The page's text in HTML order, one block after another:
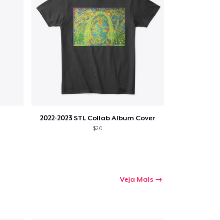
2022-2023 STL Collab Album Cover
$20
Veja Mais